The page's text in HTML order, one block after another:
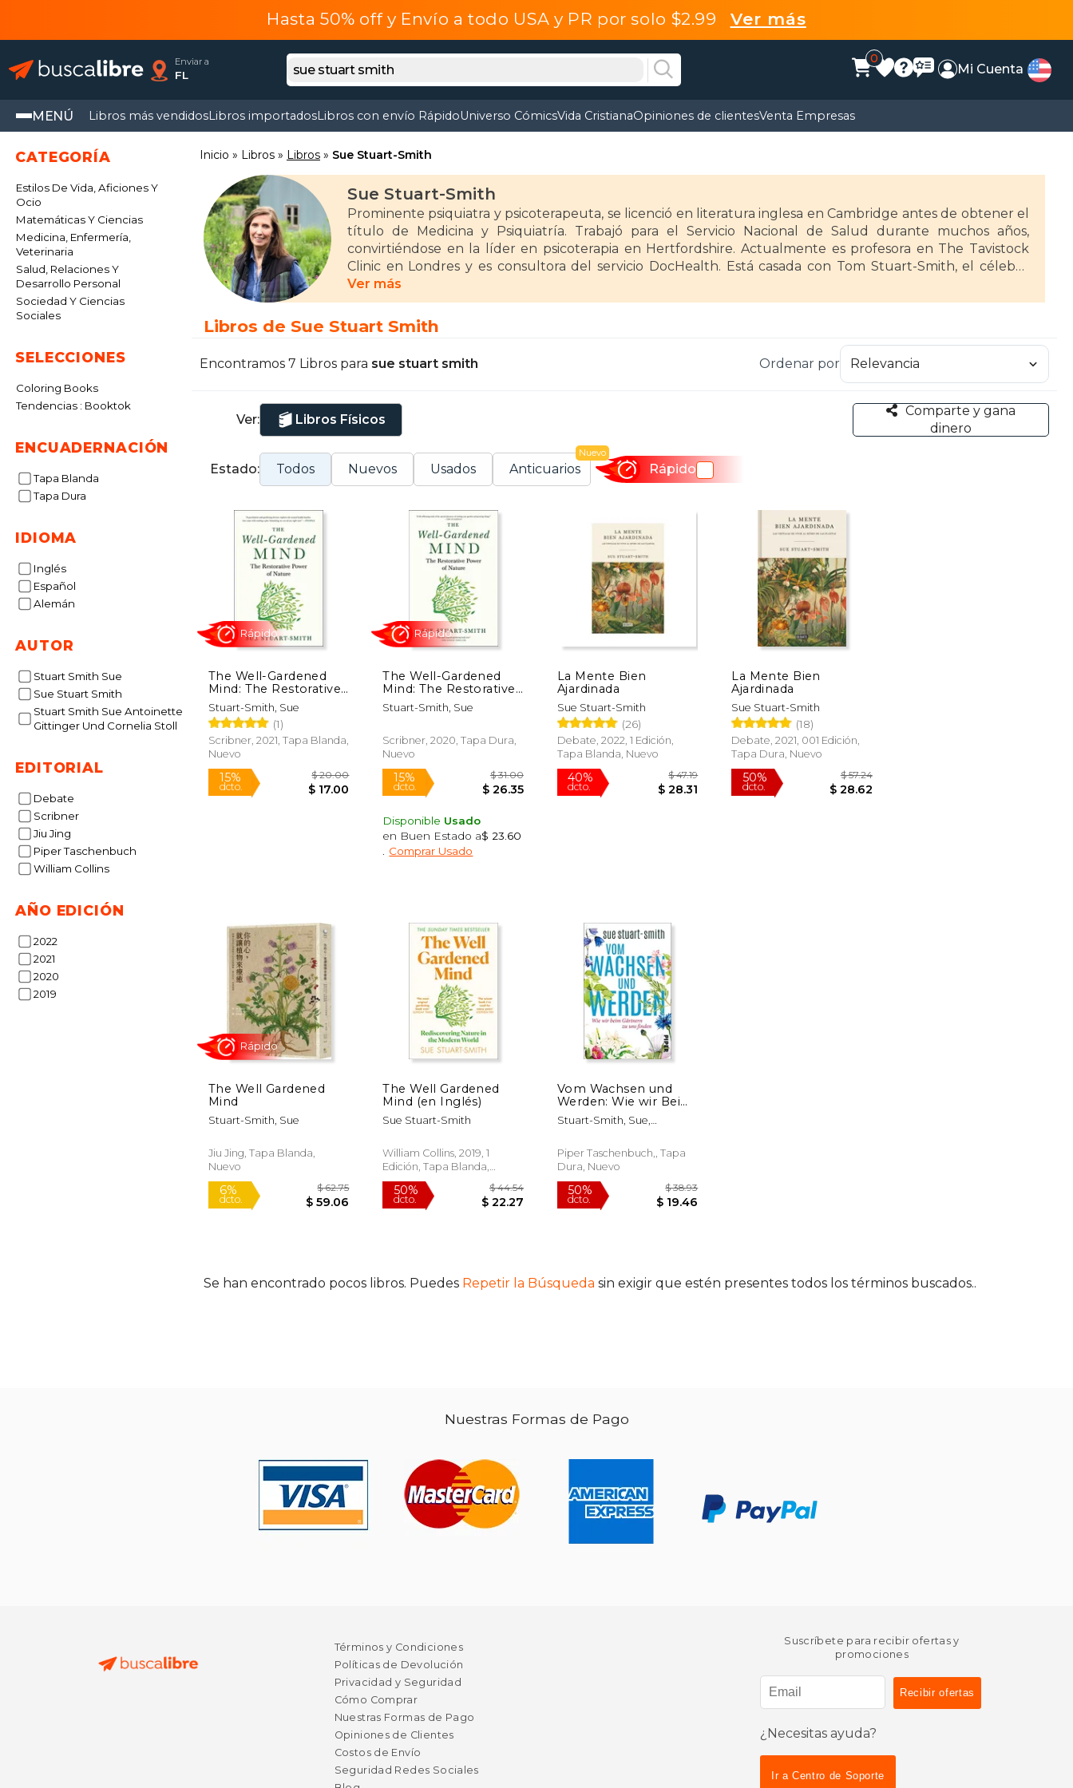
Hasta 50% off y Envío a todo USA y PR por solo $2.99 Ver más
Enviar a
FL
0
Mi Cuenta
MENÚ Libros más vendidosLibros importadosLibros con envío RápidoUniverso CómicsVida CristianaOpiniones de clientesVenta Empresas
CATEGORÍA
Estilos De Vida, Aficiones Y
Ocio
Matemáticas Y Ciencias
Medicina, Enfermería,
Veterinaria
Salud, Relaciones Y
Desarrollo Personal
Sociedad Y Ciencias
Sociales
SELECCIONES
Coloring Books
Tendencias : Booktok
ENCUADERNACIÓN
Tapa Blanda
Tapa Dura
IDIOMA
Inglés
Español
Alemán
AUTOR
Stuart Smith Sue
Sue Stuart Smith
Stuart Smith Sue Antoinette
Gittinger Und Cornelia Stoll
EDITORIAL
Debate
Scribner
Jiu Jing
Piper Taschenbuch
William Collins
AÑO EDICIÓN
2022
2021
2020
2019
Inicio Libros Libros Sue Stuart-Smith
Sue Stuart-Smith
Prominente psiquiatra y psicoterapeuta, se licenció en literatura inglesa en Cambridge antes de obtener el
título de Medicina y Psiquiatría. Trabajó para el Servicio Nacional de Salud durante muchos años,
convirtiéndose en la líder en psicoterapia en Hertfordshire. Actualmente es profesora en The Tavistock
Clinic en Londres y es consultora del servicio DocHealth. Está casada con Tom Stuart-Smith, el célebre
diseñador de jardines y, durante más de 30 años juntos, han creado el maravilloso Barn Garden en
Hertfordshire.
Ver más
Libros de Sue Stuart Smith
Encontramos 7 Libros para sue stuart smith Ordenar por
Ver: Libros Físicos
Comparte y gana
dinero
Estado: Todos Nuevos Usados Anticuarios
Nuevo
Rápido
The Well-Gardened
Mind: The Restorative
Power of Nature (en
Inglés)
Stuart-Smith, Sue
(1)
Scribner, 2021, Tapa Blanda,
Nuevo
Rápido
The Well-Gardened
Mind: The Restorative
Power of Nature (en
Inglés)
Stuart-Smith, Sue
Scribner, 2020, Tapa Dura,
Nuevo
Rápido
Disponible Usado
en Buen Estado a$ 23.60
Comprar Usado
La Mente Bien
Ajardinada
Sue Stuart-Smith
(26)
Debate, 2022, 1 Edición,
Tapa Blanda, Nuevo
La Mente Bien
Ajardinada
Sue Stuart-Smith
(18)
Debate, 2021, 001 Edición,
Tapa Dura, Nuevo
The Well Gardened
Mind
Stuart-Smith, Sue
Jiu Jing, Tapa Blanda,
Nuevo
The Well Gardened
Mind (en Inglés)
Sue Stuart-Smith
William Collins, 2019, 1
Edición, Tapa Blanda,
Nuevo
Vom Wachsen und
Werden: Wie wir Beim
Gärtnern zu uns
Finden | »Das Weiseste
Jahren Gelesen Habe.
« Stephen fry (en
Stuart-Smith, Sue,
Cornelia Stoll:
Piper Taschenbuch,, Tapa
Dura, Nuevo
Se han encontrado pocos libros. Puedes Repetir la Búsqueda sin exigir que estén presentes todos los términos buscados..
Nuestras Formas de Pago
Términos y Condiciones
Políticas de Devolución
Privacidad y Seguridad
Cómo Comprar
Nuestras Formas de Pago
Opiniones de Clientes
Costos de Envío
Seguridad Redes Sociales
Suscríbete para recibir ofertas y
promociones
¿Necesitas ayuda?
Ir a Centro de Soporte